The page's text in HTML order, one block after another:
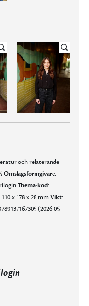
och relaterande
Omslagsformgivare:
Thema-kod:
110 x 178 x 28 mmVikt:
(2026-05-